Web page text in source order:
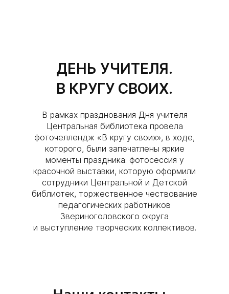
​ДЕНЬ УЧИТЕЛЯ.
В КРУГУ СВОИХ.
В рамках празднования Дня учителя
Центральная библиотека провела
фоточеллендж «В кругу своих», в ходе,
которого, были запечатлены яркие
моменты праздника: фотосессия у
красочной выставки, которую оформили
сотрудники Центральной и Детской
библиотек, торжественное чествование
педагогических работников
Звериноголовского округа
и выступление творческих коллективов.